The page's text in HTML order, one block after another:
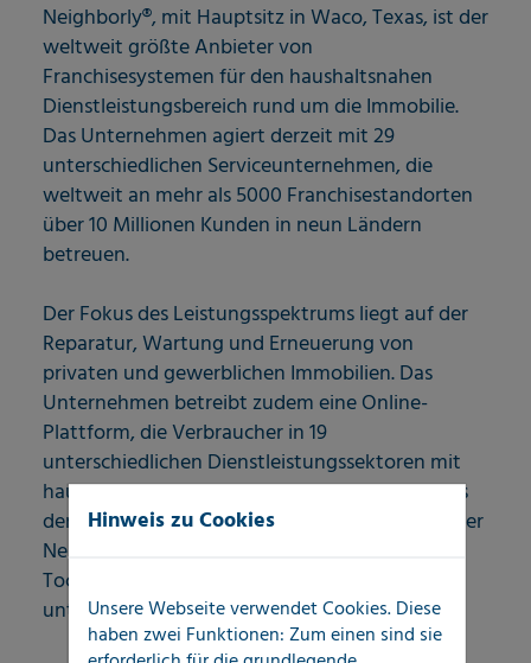
Neighborly®, mit Hauptsitz in Waco, Texas, ist der
weltweit größte Anbieter von
Franchisesystemen für den haushaltsnahen
Dienstleistungsbereich rund um die Immobilie.
Das Unternehmen agiert derzeit mit 29
unterschiedlichen Serviceunternehmen, die
weltweit an mehr als 5000 Franchisestandorten
über 10 Millionen Kunden in neun Ländern
betreuen.
Der Fokus des Leistungsspektrums liegt auf der
Reparatur, Wartung und Erneuerung von
privaten und gewerblichen Immobilien. Das
Unternehmen betreibt zudem eine Online-
Plattform, die Verbraucher in 19
unterschiedlichen Dienstleistungssektoren mit
hauseigenen, professionellen Dienstleistern aus
der Region vernetzt. Weitere Informationen über
Neighborly und den Franchisekonzepten /
Tochterfirmen finden Sie
unter:www.neighborly.com
Hinweis zu Cookies
Unsere Webseite verwendet Cookies. Diese
haben zwei Funktionen: Zum einen sind sie